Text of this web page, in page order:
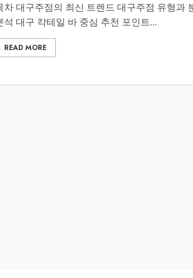
차 대구주점의 최신 트렌드 대구주점 유형과
석 대구 칵테일 바 중심 추천 포인트...
READ MORE